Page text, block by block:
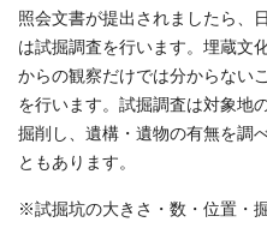
照会文書が提出されましたら、
は試掘調査を行います。埋蔵文
からの観察だけでは分からない
を行います。試掘調査は対象地
掘削し、遺構・遺物の有無を調
ともあります。
※試掘坑の大きさ・数・位置・